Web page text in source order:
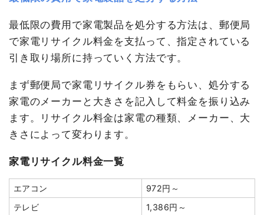
最低限の費用で家電製品を処分する方法は、郵便局
で家電リサイクル料金を支払って、指定されている
引き取り場所に持っていく方法です。
まず郵便局で家電リサイクル券をもらい、処分する
家電のメーカーと大きさを記入して料金を振り込み
ます。リサイクル料金は家電の種類、メーカー、大
きさによって変わります。
家電リサイクル料金一覧
エアコン
972円～
テレビ
1,386円～